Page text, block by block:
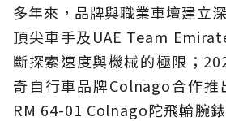
多年來，品牌與職業車壇建立
頂尖車手及UAE Team
斷探索速度與機械的極限；
奇自行車品牌Colnago合作推
RM 64-01 Colnago陀飛輪腕